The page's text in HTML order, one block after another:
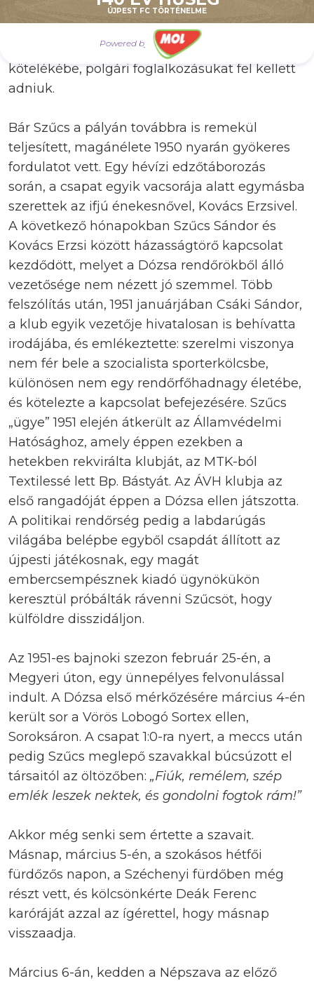
ÚJPEST FC TÖRTÉNELME
Powered by
tényleg így történt-e, azt ma már nem tudjuk,
mindenesetre a Dózsa-futballistákat
hamarosan beléptették a rendőrség
kötelékébe, polgári foglalkozásukat fel kellett
adniuk.
Bár Szűcs a pályán továbbra is remekül
teljesített, magánélete 1950 nyarán gyökeres
fordulatot vett. Egy hévízi edzőtáborozás
során, a csapat egyik vacsorája alatt egymásba
szerettek az ifjú énekesnővel, Kovács Erzsivel.
A következő hónapokban Szűcs Sándor és
Kovács Erzsi között házasságtörő kapcsolat
kezdődött, melyet a Dózsa rendőrökből álló
vezetősége nem nézett jó szemmel. Több
felszólítás után, 1951 januárjában Csáki Sándor,
a klub egyik vezetője hivatalosan is behívatta
irodájába, és emlékeztette: szerelmi viszonya
nem fér bele a szocialista sporterkölcsbe,
különösen nem egy rendőrfőhadnagy életébe,
és kötelezte a kapcsolat befejezésére. Szűcs
„ügye” 1951 elején átkerült az Államvédelmi
Hatósághoz, amely éppen ezekben a
hetekben rekvirálta klubját, az MTK-ból
Textilessé lett Bp. Bástyát. Az ÁVH klubja az
első rangadóját éppen a Dózsa ellen játszotta.
A politikai rendőrség pedig a labdarúgás
világába belépbe egyből csapdát állított az
újpesti játékosnak, egy magát
embercsempésznek kiadó ügynökükön
keresztül próbálták rávenni Szűcsöt, hogy
külföldre disszidáljon.
Az 1951-es bajnoki szezon február 25-én, a
Megyeri úton, egy ünnepélyes felvonulással
indult. A Dózsa első mérkőzésére március 4-én
került sor a Vörös Lobogó Sortex ellen,
Soroksáron. A csapat 1:0-ra nyert, a meccs után
pedig Szűcs meglepő szavakkal búcsúzott el
társaitól az öltözőben: „Fiúk, remélem, szép
emlék leszek nektek, és gondolni fogtok rám!”
Akkor még senki sem értette a szavait.
Másnap, március 5-én, a szokásos hétfői
fürdőzős napon, a Széchenyi fürdőben még
részt vett, és kölcsönkérte Deák Ferenc
karóráját azzal az ígérettel, hogy másnap
visszaadja.
Március 6-án, kedden a Népszava az előző